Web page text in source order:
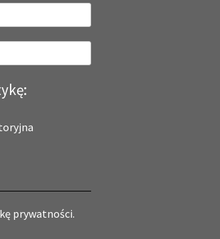
prywatności.